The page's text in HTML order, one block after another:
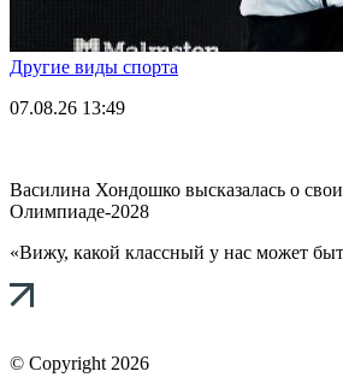
Другие виды спорта
07.08.26 13:49
Василина Хондошко высказалась о
Олимпиаде-2028
«Вижу, какой классный у нас может
© Copyright 2026